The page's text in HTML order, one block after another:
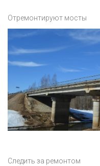
Отремонтируют мосты
Следить за ремонтом